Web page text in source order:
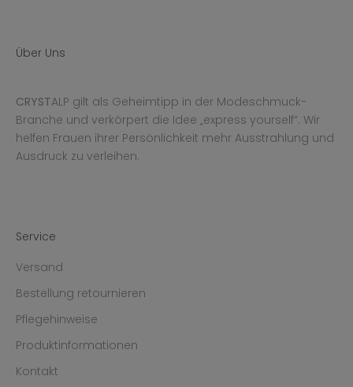
Über Uns
CRYSTALP gilt als Geheimtipp in der Modeschmuck-
Branche und verkörpert die Idee „express yourself“. Wir
helfen Frauen ihrer Persönlichkeit mehr Ausstrahlung und
Ausdruck zu verleihen.
Service
Versand
Bestellung retournieren
Pflegehinweise
Produktinformationen
Kontakt